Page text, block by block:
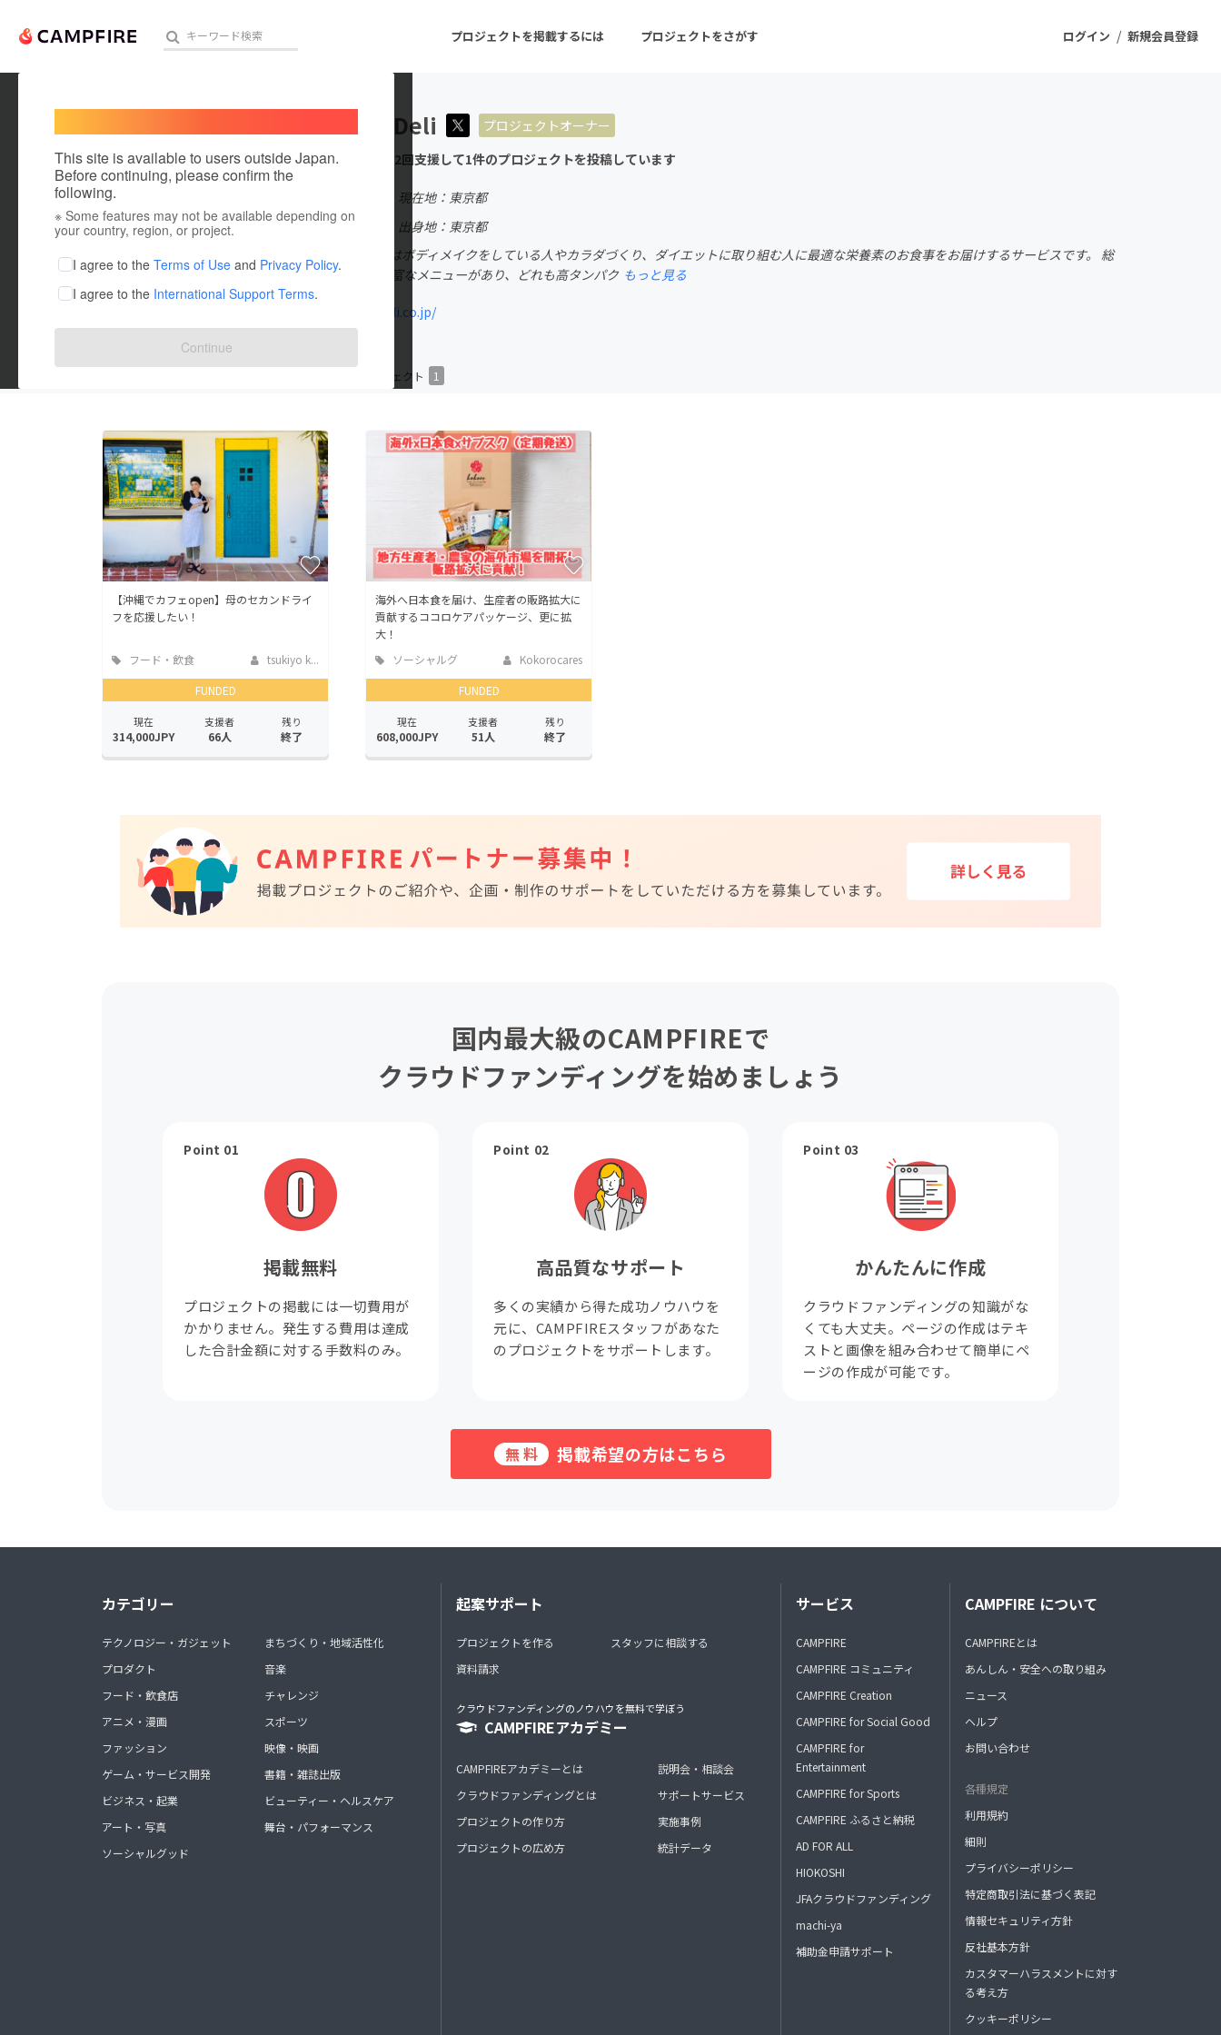
ログイン / 新規会員登録
プロジェクトを掲載するには プロジェクトをさがす
人気のプロジェクト 注目のリターン 注目の新着プロジェクト
アート・写真 音楽
テクノロジー・ガジェット
ゲーム・サービス開発 フード・飲食店
ファッション
映像・映画
ビジネス・起業
まちづくり・地域活性化
CAMPFIRE for Social Good
CAMPFIREふるさと納税
This site is available to users outside Japan.
Before continuing, please confirm the
following.
※ Some features may not be available depending on
your country, region, or project.
I agree to the Terms of Use and Privacy Policy.
I agree to the International Support Terms.
Continue
Muscle Deli
プロジェクトオーナー
これまでに2回支援して1件のプロジェクトを投稿しています
現在地：東京都
出身国：日本
出身地：東京都
マッスルデリはボディメイクをしている人やカラダづくり、ダイエットに取り組む人に最適な栄養素のお食事をお届けするサービスです。 総
勢40種類の豊富なメニューがあり、どれも高タンパク もっと見る
muscledeli.co.jp/
プロジェクト 1
【沖縄でカフェopen】母のセカンドライ
フを応援したい！
フード・飲食
店
tsukiyo k...
FUNDED
現在
314,000JPY
支援者
66人
残り
終了
海外へ日本食を届け、生産者の販路拡大に
貢献するココロケアパッケージ、更に拡
大！
ソーシャルグ
ッド
Kokorocares
FUNDED
現在
608,000JPY
支援者
51人
残り
終了
国内最大級のCAMPFIREで
クラウドファンディングを始めましょう
Point 01
掲載無料
プロジェクトの掲載には一切費用が
かかりません。発生する費用は達成
した合計金額に対する手数料のみ。
Point 02
高品質なサポート
多くの実績から得た成功ノウハウを
元に、CAMPFIREスタッフがあなた
のプロジェクトをサポートします。
Point 03
かんたんに作成
クラウドファンディングの知識がな
くても大丈夫。ページの作成はテキ
ストと画像を組み合わせて簡単にペ
ージの作成が可能です。
無料 掲載希望の方はこちら
カテゴリー
テクノロジー・ガジェット
プロダクト
フード・飲食店
アニメ・漫画
ファッション
ゲーム・サービス開発
ビジネス・起業
アート・写真
ソーシャルグッド
まちづくり・地域活性化
音楽
チャレンジ
スポーツ
映像・映画
書籍・雑誌出版
ビューティー・ヘルスケア
舞台・パフォーマンス
起案サポート
プロジェクトを作る
資料請求
スタッフに相談する
クラウドファンディングのノウハウを無料で学ぼう
CAMPFIREアカデミー
CAMPFIREアカデミーとは
クラウドファンディングとは
プロジェクトの作り方
プロジェクトの広め方
説明会・相談会
サポートサービス
実施事例
統計データ
サービス
CAMPFIRE
CAMPFIRE コミュニティ
CAMPFIRE Creation
CAMPFIRE for Social Good
CAMPFIRE for
Entertainment
CAMPFIRE for Sports
CAMPFIRE ふるさと納税
AD FOR ALL
HIOKOSHI
JFAクラウドファンディング
machi-ya
補助金申請サポート
CAMPFIRE について
CAMPFIREとは
あんしん・安全への取り組み
ニュース
ヘルプ
お問い合わせ
各種規定
利用規約
細則
プライバシーポリシー
特定商取引法に基づく表記
情報セキュリティ方針
反社基本方針
カスタマーハラスメントに対す
る考え方
クッキーポリシー